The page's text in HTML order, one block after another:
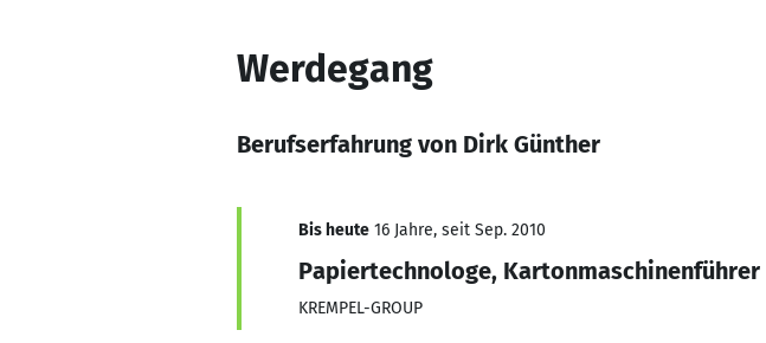
Werdegang
Berufserfahrung von Dirk Günther
Bis heute 16 Jahre, seit Sep. 2010
Papiertechnologe, Kartonmaschinenführer
KREMPEL-GROUP